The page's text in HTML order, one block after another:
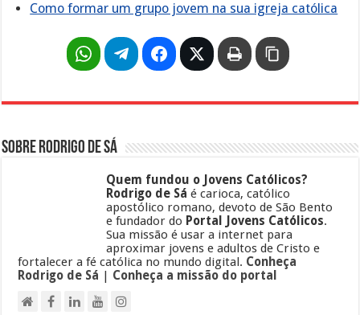
Como formar um grupo jovem na sua igreja católica
Sobre Rodrigo de Sá
Quem fundou o Jovens Católicos?
Rodrigo de Sá é carioca, católico
apostólico romano, devoto de São Bento
e fundador do Portal Jovens Católicos.
Sua missão é usar a internet para
aproximar jovens e adultos de Cristo e
fortalecer a fé católica no mundo digital. Conheça
Rodrigo de Sá | Conheça a missão do portal